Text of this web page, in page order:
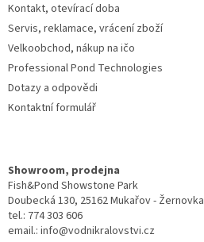
Kontakt, otevírací doba
Servis, reklamace, vrácení zboží
Velkoobchod, nákup na ičo
Professional Pond Technologies
Dotazy a odpovědi
Kontaktní formulář
Showroom, prodejna
Fish&Pond Showstone Park
Doubecká 130, 25162 Mukařov - Žernovka
tel.: 774 303 606
email.: info@vodnikralovstvi.cz